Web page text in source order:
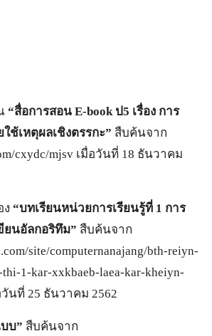
“สื่อการสอน E-book ป5 เรื่อง การ
ช้เหตุผลเชิงตรรกะ” สืบค้นจาก
cxydc/mjsv เมื่อวันที่ 18 ธันวาคม
ง “บทเรียนหน่วยการเรียนรู้ที่ 1 การ
ยนอัลกอริทึม” สืบค้นจาก
site/computernanajang/bth-reiyn-
1-kar-xxkbaeb-laea-kar-kheiyn-
นที่ 25 ธันวาคม 2562
บ” สืบค้นจาก